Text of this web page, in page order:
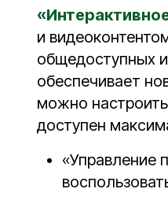
и
общедоступных
обеспечивает
можно
доступен
«Управление